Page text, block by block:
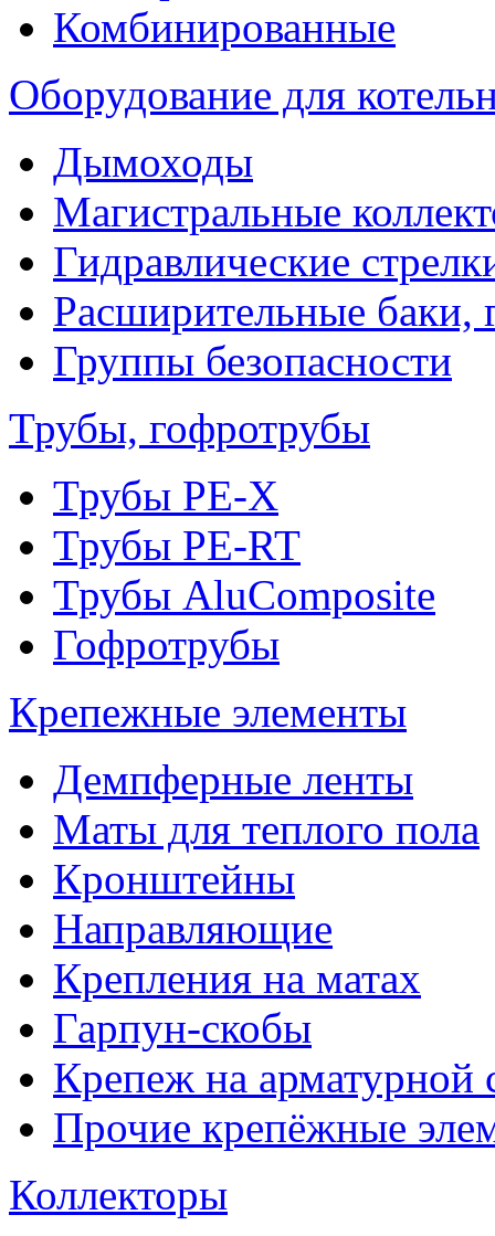
Комбинированные
Оборудование для
Дымоходы
Магистральные
Гидравлические
Расширительные баки,
Группы безопасности
Трубы, гофротрубы
Трубы PE-X
Трубы PE-RT
Трубы AluComposite
Гофротрубы
Крепежные элементы
Демпферные ленты
Маты для теплого пола
Кронштейны
Направляющие
Крепления на матах
Гарпун-скобы
Крепеж на арматурной
Прочие крепёжные
Коллекторы